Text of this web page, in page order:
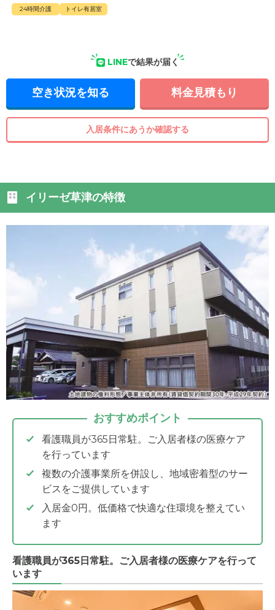
24時間介護 トイレ有居室
LINEで結果が届く
空き状況を知る 料金見積もり
入居条件にあうか確認する
イリーゼ草津の特徴
おすすめポイント
看護職員が365日常駐。ご入居者様の医療ケア
を行っています
複数の介護事業所を併設し、地域密着型のサー
ビスをご提供しています
入居金0円。低価格で快適な住環境を整えてい
ます
看護職員が365日常駐。ご入居者様の医療ケアを行って
います